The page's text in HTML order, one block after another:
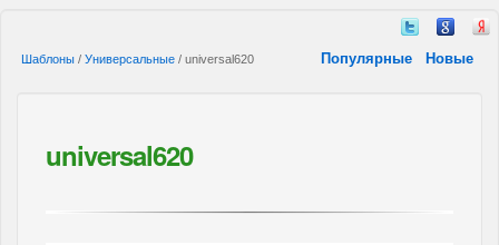
Шаблоны / Универсальные / universal620 Популярные Новые
universal620